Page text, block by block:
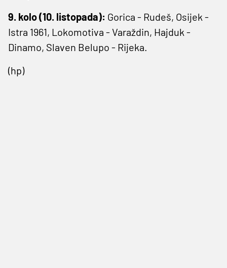
9. kolo (10. listopada): Gorica - Rudeš, Osijek -
Istra 1961, Lokomotiva - Varaždin, Hajduk -
Dinamo, Slaven Belupo - Rijeka.
(hp)